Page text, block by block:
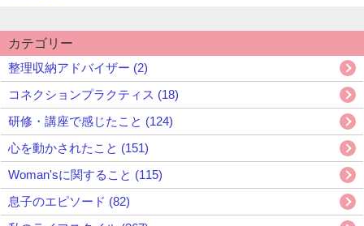
カテゴリー
整理収納アドバイザー (2)
コネクションプラクティス (18)
研修・講座で感じたこと (124)
心を動かされたこと (151)
Woman'sに関すること (115)
息子のエピソード (82)